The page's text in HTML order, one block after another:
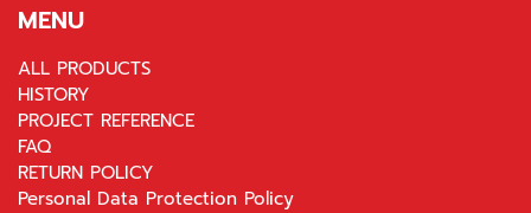
MENU
ALL PRODUCTS
HISTORY
PROJECT REFERENCE
FAQ
RETURN POLICY
Personal Data Protection Policy